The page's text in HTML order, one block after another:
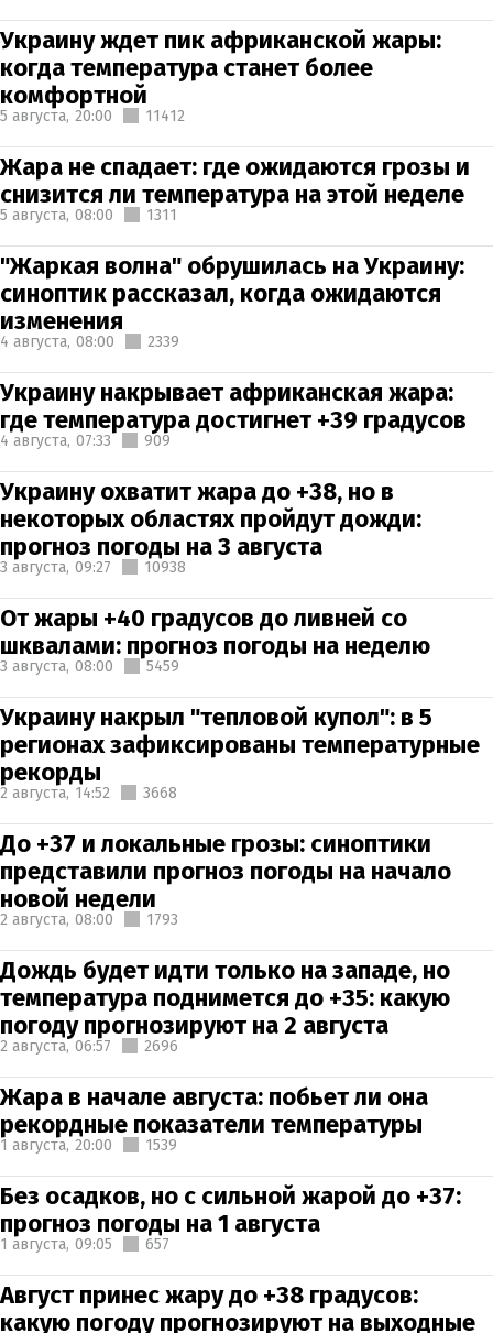
Украину ждет пик африканской жары:
когда температура станет более
комфортной
5 августа, 20:00 11412
Жара не спадает: где ожидаются грозы и
снизится ли температура на этой неделе
5 августа, 08:00 1311
"Жаркая волна" обрушилась на Украину:
синоптик рассказал, когда ожидаются
изменения
4 августа, 08:00 2339
Украину накрывает африканская жара:
где температура достигнет +39 градусов
4 августа, 07:33 909
Украину охватит жара до +38, но в
некоторых областях пройдут дожди:
прогноз погоды на 3 августа
3 августа, 09:27 10938
От жары +40 градусов до ливней со
шквалами: прогноз погоды на неделю
3 августа, 08:00 5459
Украину накрыл "тепловой купол": в 5
регионах зафиксированы температурные
рекорды
2 августа, 14:52 3668
До +37 и локальные грозы: синоптики
представили прогноз погоды на начало
новой недели
2 августа, 08:00 1793
Дождь будет идти только на западе, но
температура поднимется до +35: какую
погоду прогнозируют на 2 августа
2 августа, 06:57 2696
Жара в начале августа: побьет ли она
рекордные показатели температуры
1 августа, 20:00 1539
Без осадков, но с сильной жарой до +37:
прогноз погоды на 1 августа
1 августа, 09:05 657
Август принес жару до +38 градусов:
какую погоду прогнозируют на выходные